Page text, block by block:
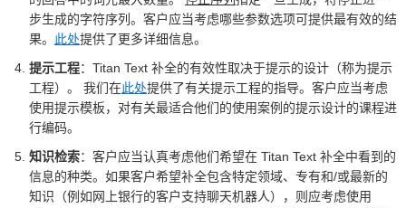
步生成的字符序列。客户应当考虑哪些参数选项可提供最有效的结
果。 此处提供了更多详细信息。
提示工程：Titan Text 补全的有效性取决于提示的设计（称为提示
工程）。 我们在此处提供了有关提示工程的指导。客户应当考虑
使用提示模板，对有关最适合他们的使用案例的提示设计的课程进
行编码。
知识检索：客户应当认真考虑他们希望在 Titan Text 补全中看到的
信息的种类。如果客户希望补全包含特定领域、专有和/或最新的
知识（例如网上银行的客户支持聊天机器人），则应考虑使用